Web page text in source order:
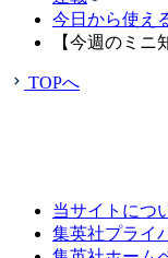
今日から使え
【今週のミニ
TOPへ
当サイトにつ
集英社プライ